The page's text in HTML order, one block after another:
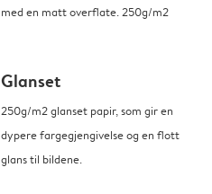
med en matt overflate. 250g/m2
Glanset
250g/m2 glanset papir, som gir en
dypere fargegjengivelse og en flott
glans til bildene.